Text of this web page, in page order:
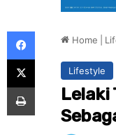
Home
Lifestyle
Lelaki